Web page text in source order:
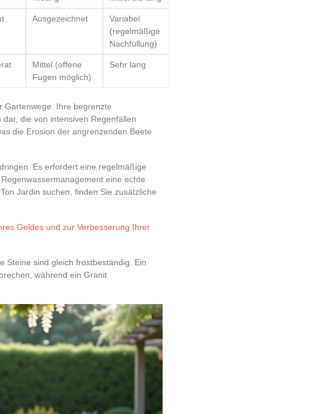
Ausgezeichnet
Variabel
(regelmäßige
Nachfüllung)
Mittel (offene
Fugen möglich)
Sehr lang
Gartenwege. Ihre begrenzte
die von intensiven Regenfällen
die Erosion der angrenzenden Beete
Es erfordert eine regelmäßige
eine echte
Jardin suchen, finden Sie zusätzliche
Geldes und zur Verbesserung Ihrer
Steine sind gleich frostbeständig. Ein
während ein Granit